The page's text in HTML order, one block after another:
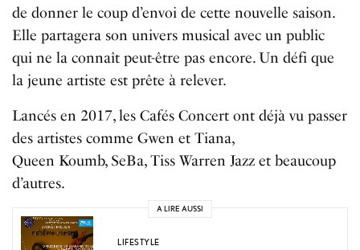
de donner le coup d’envoi de cette nouvelle saison.
Elle partagera son univers musical avec un public
qui ne la connaît peut-être pas encore. Un défi que
la jeune artiste est prête à relever.
Lancés en 2017, les Cafés Concert ont déjà vu passer
des artistes comme Gwen et Tiana,
Queen Koumb, SeBa, Tiss Warren Jazz et beaucoup
d’autres.
A LIRE AUSSI
LIFESTYLE